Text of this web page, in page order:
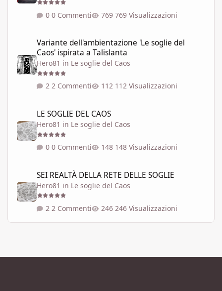
0 Commenti 769 Visualizzazioni
Variante dell'ambientazione 'Le soglie del
Caos' ispirata a Talislanta
Hero81 in Le soglie del Caos
2 Commenti 112 Visualizzazioni
LE SOGLIE DEL CAOS
Hero81 in Le soglie del Caos
0 Commenti 148 Visualizzazioni
SEI REALTÀ DELLA RETE DELLE SOGLIE
Hero81 in Le soglie del Caos
2 Commenti 246 Visualizzazioni